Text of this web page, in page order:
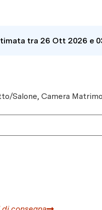
tra 26 Ott 2026 e
Salone, Camera